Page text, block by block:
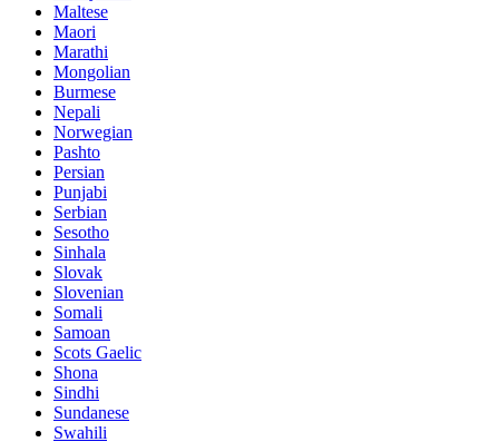
Maltese
Maori
Marathi
Mongolian
Burmese
Nepali
Norwegian
Pashto
Persian
Punjabi
Serbian
Sesotho
Sinhala
Slovak
Slovenian
Somali
Samoan
Scots Gaelic
Shona
Sindhi
Sundanese
Swahili